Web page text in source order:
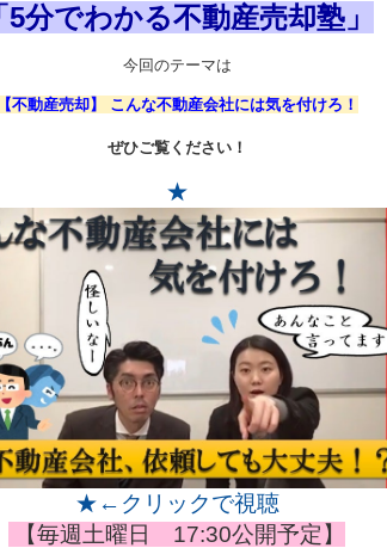
5分でわかる不動産売却塾」
今回のテーマは
【不動産売却】 こんな不動産会社には気を付けろ！
ぜひご覧ください！
★
★←クリックで視聴
【毎週土曜日 17:30公開予定】